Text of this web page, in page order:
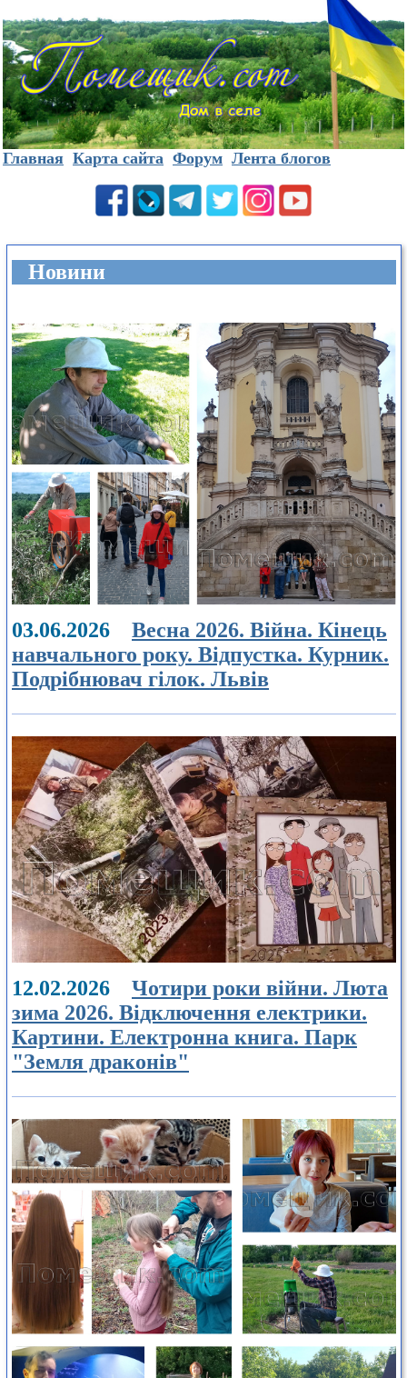
Главная Карта сайта Форум Лента блогов
Новини
03.06.2026 Весна 2026. Війна. Кінець
навчального року. Відпустка. Курник.
Подрібнювач гілок. Львів
12.02.2026 Чотири роки війни. Люта
зима 2026. Відключення електрики.
Картини. Електронна книга. Парк
"Земля драконів"